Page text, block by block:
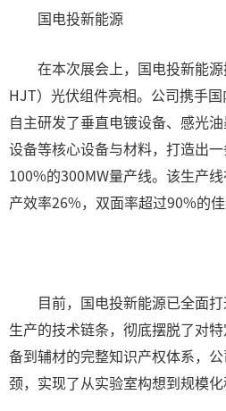
国电投新能源
在本次展会上，国电投新能源
HJT）光伏组件亮相。公司携手
自主研发了垂直电镀设备、感光
设备等核心设备与材料，打造出
100%的300MW量产线。该生产
产效率26%，双面率超过90%的佳
目前，国电投新能源已全面打
生产的技术链条，彻底摆脱了对
备到辅材的完整知识产权体系，
颈，实现了从实验室构想到规模化